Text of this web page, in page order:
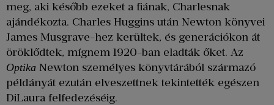
meg, aki később ezeket a fiának, Charlesnak
ajándékozta. Charles Huggins után Newton könyvei
James Musgrave-hez kerültek, és generációkon át
öröklődtek, mígnem 1920-ban eladták őket. Az
Optika Newton személyes könyvtárából származó
példányát ezután elveszettnek tekintették egészen
DiLaura felfedezéséig.